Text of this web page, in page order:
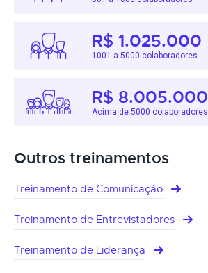
R$ 1.025.000
1001 a 5000 colaboradores
R$ 8.005.000
Acima de 5000 colaboradores
Outros treinamentos
Treinamento de Comunicação
Treinamento de Entrevistadores
Treinamento de Liderança